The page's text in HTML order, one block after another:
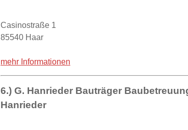
Casinostraße 1
85540 Haar
mehr Informationen
6.) G. Hanrieder Bauträger
Hanrieder